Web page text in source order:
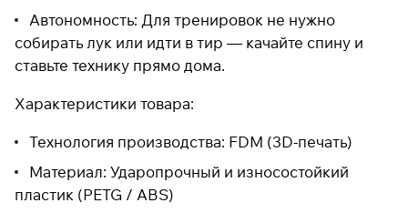
Автономность: Для тренировок не нужно
собирать лук или идти в тир — качайте спину и
ставьте технику прямо дома.
Характеристики товара:
Технология производства: FDM (3D-печать)
Материал: Ударопрочный и износостойкий
пластик (PETG / ABS)